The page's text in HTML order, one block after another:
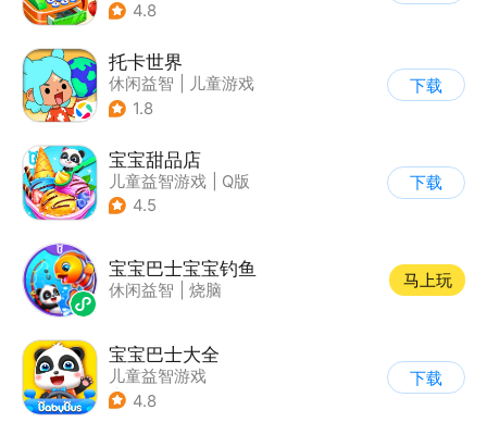
4.8
托卡世界
休闲益智
儿童游戏
1.8
下载
宝宝甜品店
儿童益智游戏
Q版
4.5
下载
宝宝巴士宝宝钓鱼
休闲益智 烧脑
马上玩
宝宝巴士大全
儿童益智游戏
| 启蒙早教
4.8
下载